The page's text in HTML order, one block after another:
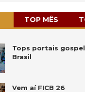
TOP MÊS
Tops portais
Brasil
Vem aí FICB 26